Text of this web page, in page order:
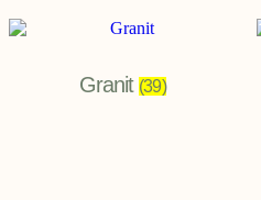
Granit (39)